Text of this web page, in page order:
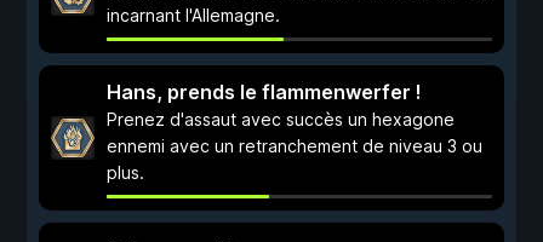
incarnant l'Allemagne.
Hans, prends le flammenwerfer !
Prenez d'assaut avec succès un hexagone
ennemi avec un retranchement de niveau 3 ou
plus.